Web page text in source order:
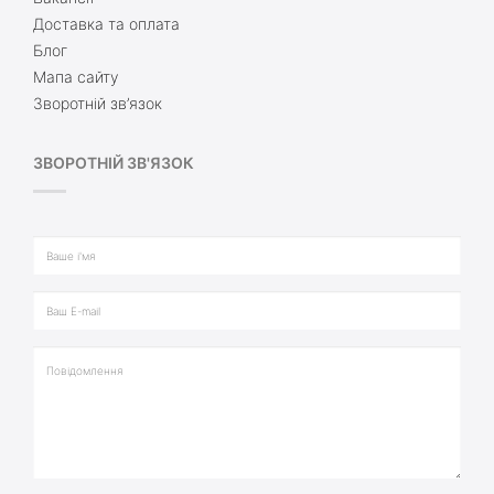
Доставка та оплата
Блог
Мапа сайту
Зворотній зв’язок
ЗВОРОТНІЙ ЗВ'ЯЗОК